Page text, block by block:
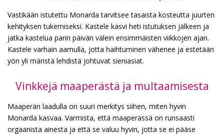
Vastikään istutettu Monarda tarvitsee tasaista kosteutta juurten
kehityksen tukemiseksi. Kastele kasvi heti istutuksen jälkeen ja
jatka kastelua parin päivän välein ensimmäisten viikkojen ajan.
Kastele varhain aamulla, jotta haihtuminen vähenee ja estetään
yön yli märistä lehdistä johtuvat sieniasiat.
Vinkkejä maaperästä ja multaamisesta
Maaperän laadulla on suuri merkitys siihen, miten hyvin
Monarda kasvaa. Varmista, että maaperässä on runsaasti
orgaanista ainesta ja että se valuu hyvin, jotta se ei pääse